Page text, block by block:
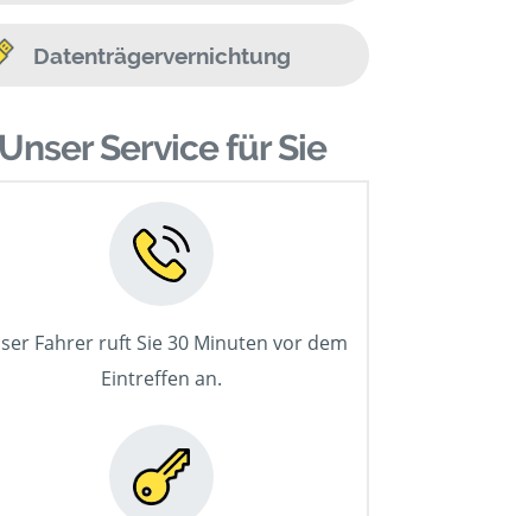
Datenträgervernichtung
Unser Service für Sie
Fahrer ruft Sie 30 Minuten vor dem
Eintreffen an.